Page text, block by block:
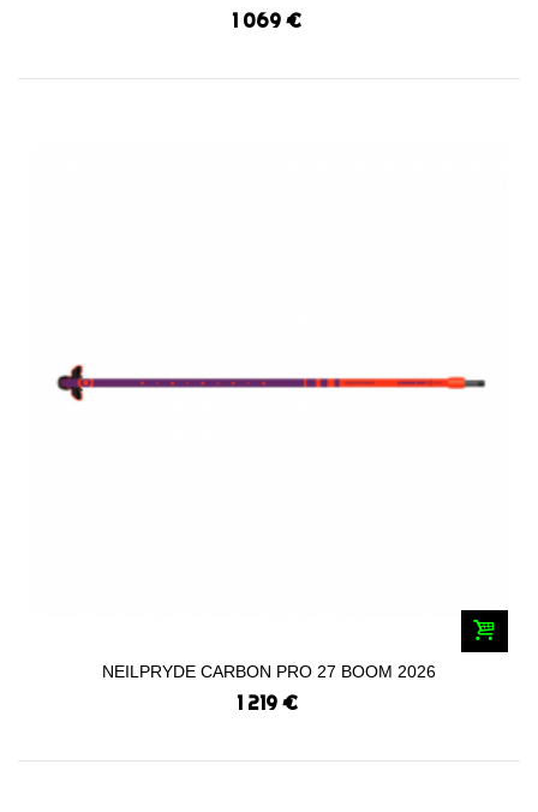
1 069 €
NEILPRYDE CARBON PRO 27 BOOM 2026
1 219 €